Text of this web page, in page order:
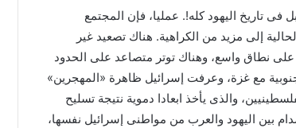
فى تاريخ اليهود كله!. عمليا، فإن المجتمع
إلى مزيد من الكراهية. هناك تصعيد غير
نطاق واسع، وهناك توتر متصاعد على الحدود
مع غزة، وعرفت إسرائيل ظاهرة «المهجرين»
والذى يأخذ ابعادا دموية نتيجة تسليح
بين اليهود والعرب من مواطنى إسرائيل نفسها،